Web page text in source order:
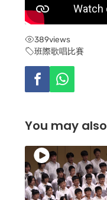
389views
班際歌唱比賽
You may